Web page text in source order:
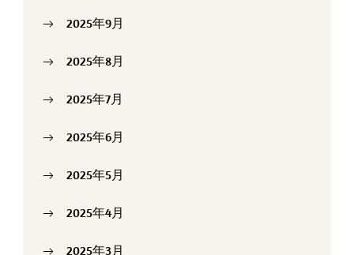
2025年9月
2025年8月
2025年7月
2025年6月
2025年5月
2025年4月
2025年3月